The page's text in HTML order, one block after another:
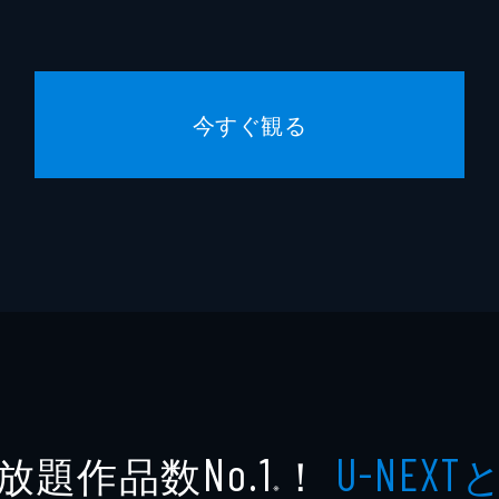
今すぐ観る
題作品数No.1 ※ ！ U-NEXT